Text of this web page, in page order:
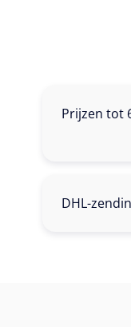
Prijzen tot
DHL-